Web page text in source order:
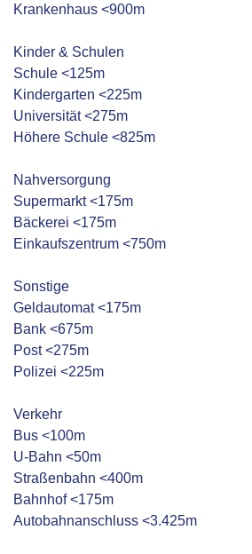
Krankenhaus <900m
Kinder & Schulen
Schule <125m
Kindergarten <225m
Universität <275m
Höhere Schule <825m
Nahversorgung
Supermarkt <175m
Bäckerei <175m
Einkaufszentrum <750m
Sonstige
Geldautomat <175m
Bank <675m
Post <275m
Polizei <225m
Verkehr
Bus <100m
U-Bahn <50m
Straßenbahn <400m
Bahnhof <175m
Autobahnanschluss <3.425m